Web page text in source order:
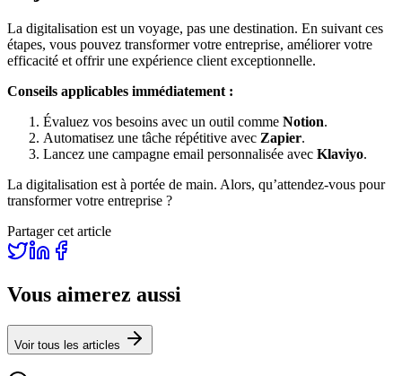
La digitalisation est un voyage, pas une destination. En suivant ces
étapes, vous pouvez transformer votre entreprise, améliorer votre
efficacité et offrir une expérience client exceptionnelle.
Conseils applicables immédiatement :
Évaluez vos besoins avec un outil comme Notion.
Automatisez une tâche répétitive avec Zapier.
Lancez une campagne email personnalisée avec Klaviyo.
La digitalisation est à portée de main. Alors, qu’attendez-vous pour
transformer votre entreprise ?
Partager cet article
Vous aimerez aussi
Voir tous les articles